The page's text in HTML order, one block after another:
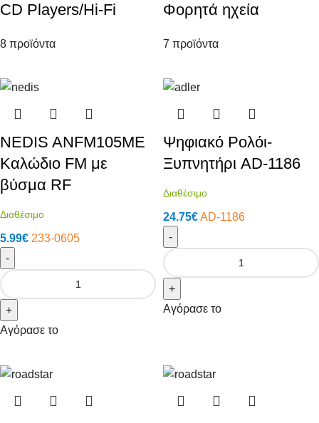
CD Players/Hi-Fi
8 προϊόντα
Φορητά ηχεία
7 προϊόντα
NEDIS ANFM105ME
Καλώδιο FM με
βύσμα RF
Διαθέσιμο
5.99€ 233-0605
-
+
Αγόρασε το
Ψηφιακό Ρολόι-
Ξυπνητήρι AD-1186
Διαθέσιμο
24.75€AD-1186
-
+
Αγόρασε το